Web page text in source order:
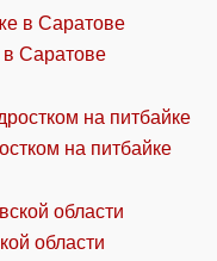
Саратове
на питбайке
области